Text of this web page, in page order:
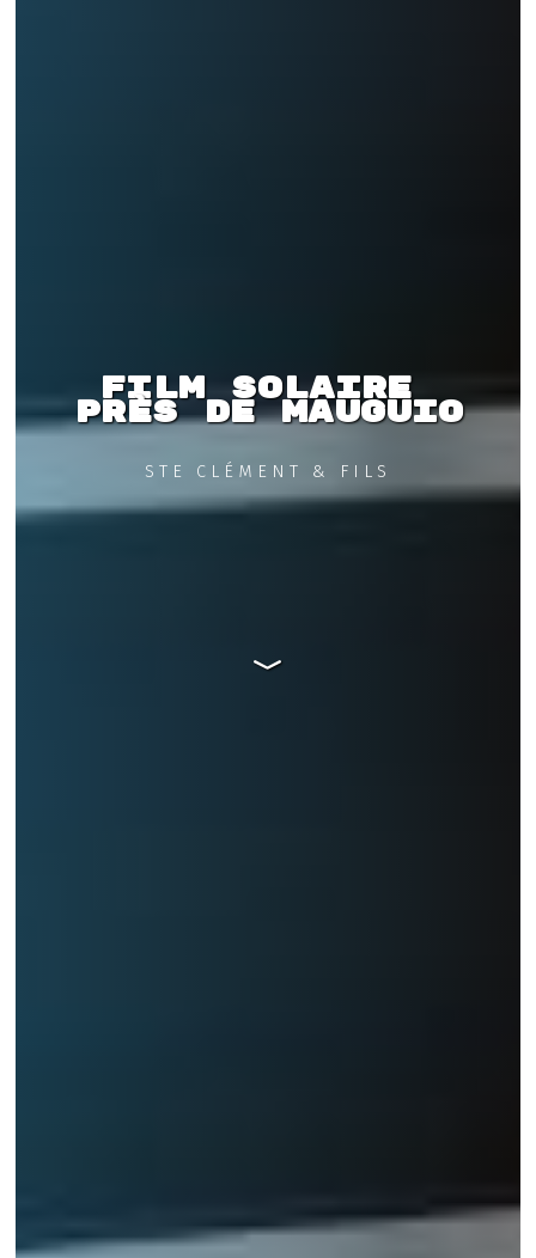
Film solaire
près de Mauguio
STE CLÉMENT & FILS